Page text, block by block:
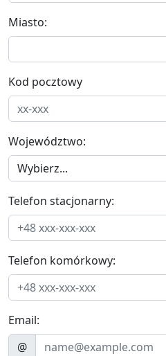
Miasto:
Kod pocztowy
Województwo:
Telefon stacjonarny:
Telefon komórkowy:
Email:
@